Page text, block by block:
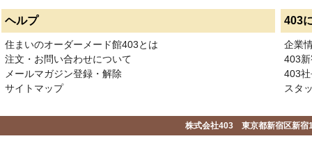
ヘルプ 403
住まいのオーダーメード館403とは
注文・お問い合わせについて
メールマガジン登録・解除
サイトマップ
企業
403
403
スタ
株式会社403 東京都新宿区新